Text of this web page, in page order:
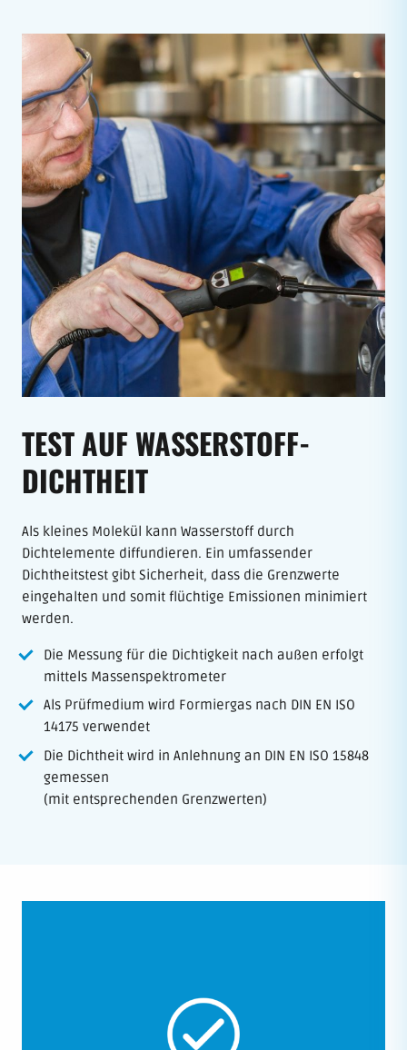
TEST AUF WASSERSTOFF-
DICHTHEIT
Als kleines Molekül kann Wasserstoff durch
Dichtelemente diffundieren. Ein umfassender
Dichtheitstest gibt Sicherheit, dass die Grenzwerte
eingehalten und somit flüchtige Emissionen minimiert
werden.
Die Messung für die Dichtigkeit nach außen erfolgt
mittels Massenspektrometer
Als Prüfmedium wird Formiergas nach DIN EN ISO
14175 verwendet
Die Dichtheit wird in Anlehnung an DIN EN ISO 15848
gemessen
(mit entsprechenden Grenzwerten)